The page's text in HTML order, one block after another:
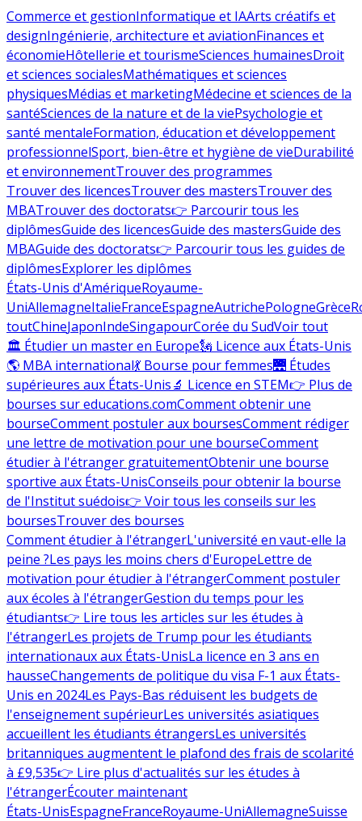
Commerce et gestionInformatique et IAArts créatifs et
designIngénierie, architecture et aviationFinances et
économieHôtellerie et tourismeSciences humainesDroit
et sciences socialesMathématiques et sciences
physiquesMédias et marketingMédecine et sciences de la
santéSciences de la nature et de la viePsychologie et
santé mentaleFormation, éducation et développement
professionnelSport, bien-être et hygiène de vieDurabilité
et environnementTrouver des programmes
Trouver des licencesTrouver des mastersTrouver des
MBATrouver des doctorats👉 Parcourir tous les
diplômesGuide des licencesGuide des mastersGuide des
MBAGuide des doctorats👉 Parcourir tous les guides de
diplômesExplorer les diplômes
États-Unis d'AmériqueRoyaume-
UniAllemagneItalieFranceEspagneAutrichePologneGrèce
toutChineJaponIndeSingapourCorée du SudVoir tout
🏛 Étudier un master en Europe🗽 Licence aux États-Unis
🌎 MBA international💃 Bourse pour femmes🌉 Études
supérieures aux États-Unis🔬 Licence en STEM👉 Plus de
bourses sur educations.comComment obtenir une
bourseComment postuler aux boursesComment rédiger
une lettre de motivation pour une bourseComment
étudier à l'étranger gratuitementObtenir une bourse
sportive aux États-UnisConseils pour obtenir la bourse
de l'Institut suédois👉 Voir tous les conseils sur les
boursesTrouver des bourses
Comment étudier à l'étrangerL'université en vaut-elle la
peine ?Les pays les moins chers d'EuropeLettre de
motivation pour étudier à l'étrangerComment postuler
aux écoles à l'étrangerGestion du temps pour les
étudiants👉 Lire tous les articles sur les études à
l'étrangerLes projets de Trump pour les étudiants
internationaux aux États-UnisLa licence en 3 ans en
hausseChangements de politique du visa F-1 aux États-
Unis en 2024Les Pays-Bas réduisent les budgets de
l'enseignement supérieurLes universités asiatiques
accueillent les étudiants étrangersLes universités
britanniques augmentent le plafond des frais de scolarité
à £9,535👉 Lire plus d'actualités sur les études à
l'étrangerÉcouter maintenant
États-UnisEspagneFranceRoyaume-UniAllemagneSuisse